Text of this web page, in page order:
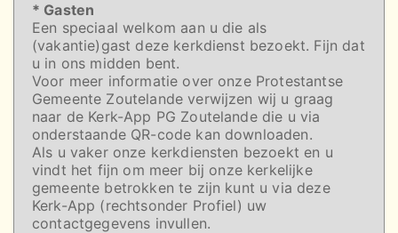
* Gasten
Een speciaal welkom aan u die als
(vakantie)gast deze kerkdienst bezoekt. Fijn dat
u in ons midden bent.
Voor meer informatie over onze Protestantse
Gemeente Zoutelande verwijzen wij u graag
naar de Kerk-App PG Zoutelande die u via
onderstaande QR-code kan downloaden.
Als u vaker onze kerkdiensten bezoekt en u
vindt het fijn om meer bij onze kerkelijke
gemeente betrokken te zijn kunt u via deze
Kerk-App (rechtsonder Profiel) uw
contactgegevens invullen.